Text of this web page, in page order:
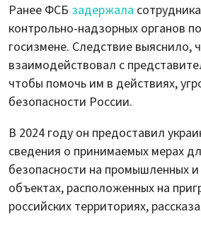
Ранее ФСБ задержала
контрольно-надзорных органов
госизмене. Следствие выяснило,
взаимодействовал с
чтобы помочь им в действиях,
безопасности России.
В 2024 году он предоставил
сведения о принимаемых мерах
безопасности на промышленных и
объектах, расположенных на
российских территориях,